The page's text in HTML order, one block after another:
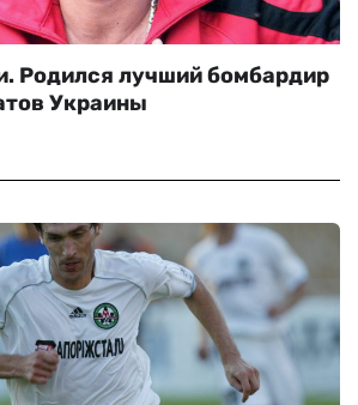
Родился лучший бомбардир
Украины